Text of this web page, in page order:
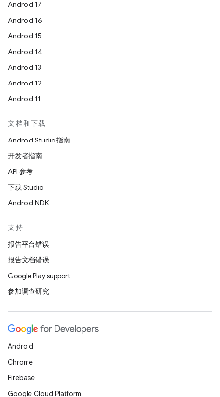
Android 17
Android 16
Android 15
Android 14
Android 13
Android 12
Android 11
文档和下载
Android Studio 指南
开发者指南
API 参考
下载 Studio
Android NDK
支持
报告平台错误
报告文档错误
Google Play support
参加调查研究
Android
Chrome
Firebase
Google Cloud Platform